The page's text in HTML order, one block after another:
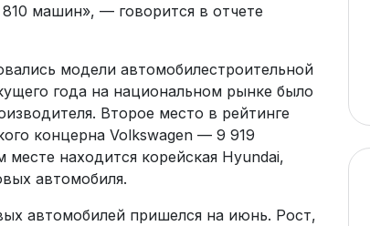
машин», — говорится в отчете
модели автомобилестроительной
года на национальном рынке было
Второе место в рейтинге
концерна Volkswagen — 9 919
находится корейская Hyundai,
автомобиля.
автомобилей пришелся на июнь. Рост,